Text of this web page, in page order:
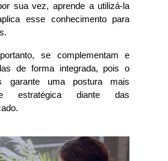
sua vez, aprende a utilizá-la
esse conhecimento para
se complementam e
de forma integrada, pois o
garante uma postura mais
estratégica diante das